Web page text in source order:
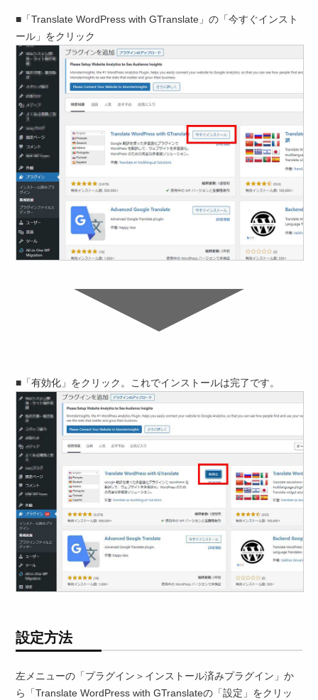
■「Translate WordPress with GTranslate」の「今すぐインスト
ール」をクリック
■「有効化」をクリック。これでインストールは完了です。
設定方法
左メニューの「プラグイン＞インストール済みプラグイン」か
ら「Translate WordPress with GTranslateの「設定」をクリッ